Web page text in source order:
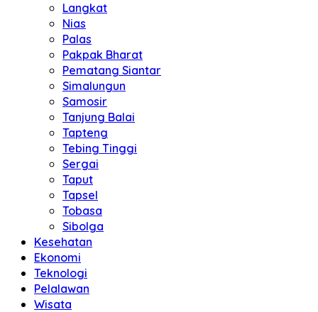
Langkat
Nias
Palas
Pakpak Bharat
Pematang Siantar
Simalungun
Samosir
Tanjung Balai
Tapteng
Tebing Tinggi
Sergai
Taput
Tapsel
Tobasa
Sibolga
Kesehatan
Ekonomi
Teknologi
Pelalawan
Wisata